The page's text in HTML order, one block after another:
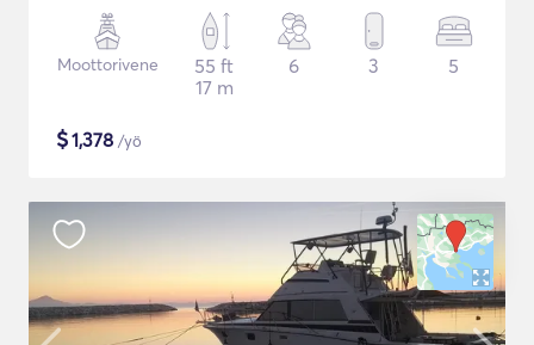
Moottorivene
55 ft
17 m
6 3 5
$1,378 /yö